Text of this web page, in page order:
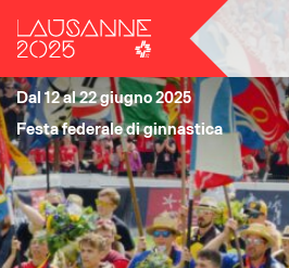
Dal 12 al 22 giugno 2025
Festa federale di ginnastica